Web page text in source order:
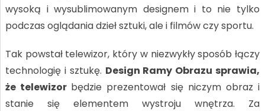
wysoką i wysublimowanym designem i to nie tylko
podczas oglądania dzieł sztuki, ale i filmów czy sportu.
Tak powstał telewizor, który w niezwykły sposób łączy
technologię i sztukę. Design Ramy Obrazu sprawia,
że telewizor będzie prezentował się niczym obraz i
stanie się elementem wystroju wnętrza. Za